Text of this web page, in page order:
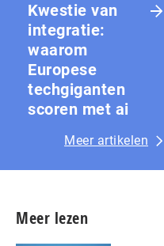
Kwestie van
integratie:
waarom
Europese
techgiganten
scoren met ai
Meer artikelen
Meer lezen